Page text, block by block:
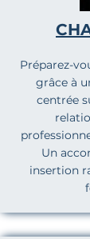
Préparez-
grâce à
centrée
Un
insertion